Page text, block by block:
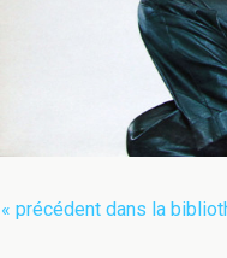
« précédent dans la